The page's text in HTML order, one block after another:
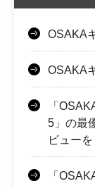
OSAKA
OSAKA
「
5」の最
ビューを
「